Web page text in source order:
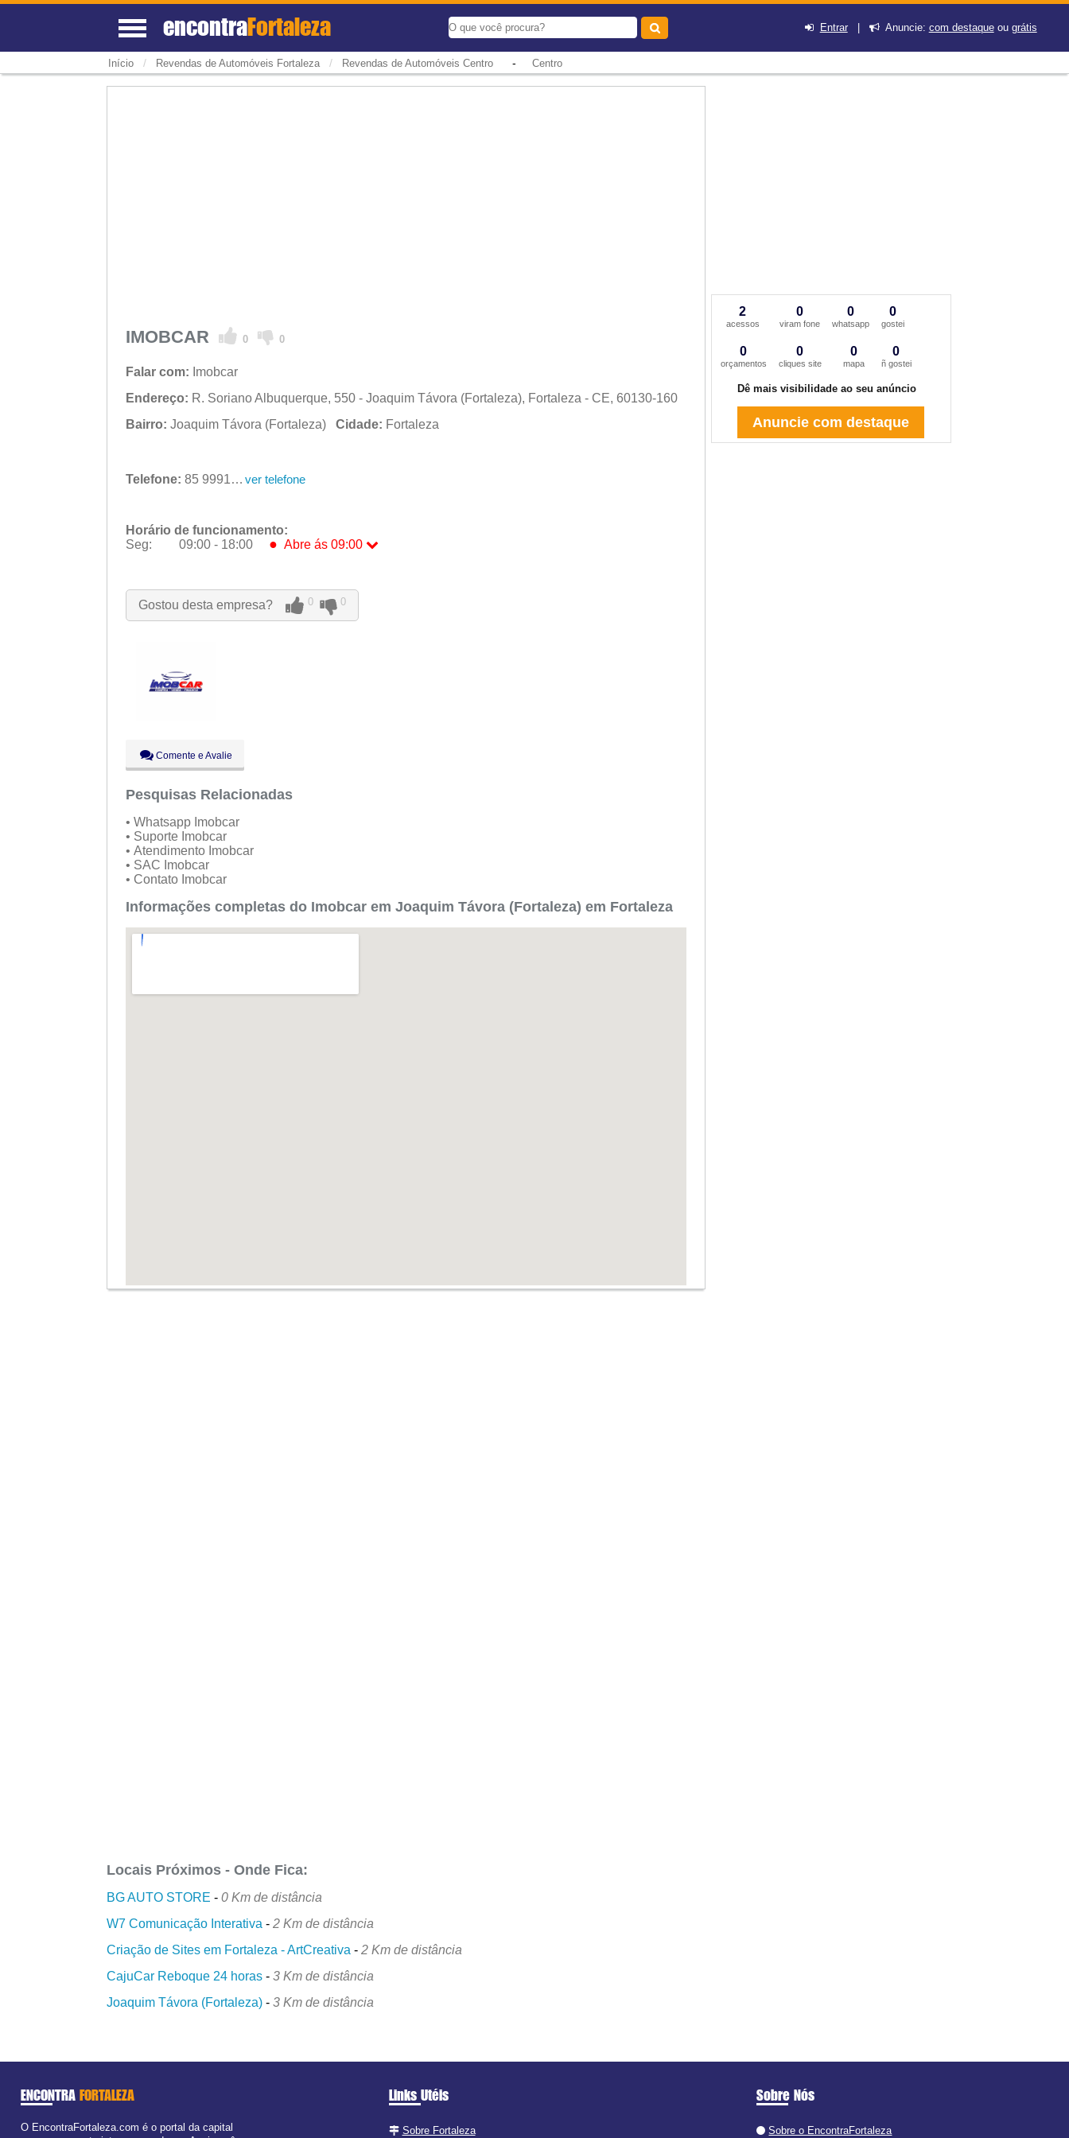
encontraFortaleza Entrar| Anuncie: com destaqueou grátis
Início / Revendas de Automóveis Fortaleza / Revendas de Automóveis Centro- Centro
IMOBCAR 0 0
Falar com: Imobcar
Endereço: R. Soriano Albuquerque, 550 - Joaquim Távora (Fortaleza), Fortaleza - CE, 60130-160
Bairro: Joaquim Távora (Fortaleza) Cidade: Fortaleza
Telefone: 85 99914-4247 ver telefone
Horário de funcionamento:
Seg:
09:00 - 18:00 ● Abre ás 09:00
Qua:
09:00 - 18:00
Qui:
09:00 - 18:00
Gostou desta empresa? 0 0
Comente e Avalie
Pesquisas Relacionadas
• Whatsapp Imobcar
• Suporte Imobcar
• Atendimento Imobcar
• SAC Imobcar
• Contato Imobcar
Informações completas do Imobcar em Joaquim Távora (Fortaleza) em Fortaleza
Locais Próximos - Onde Fica:
BG AUTO STORE -0 Km de distância
W7 Comunicação Interativa -2 Km de distância
Criação de Sites em Fortaleza - ArtCreativa -2 Km de distância
CajuCar Reboque 24 horas -3 Km de distância
Joaquim Távora (Fortaleza) -3 Km de distância
2
acessos
0
viram fone
0
whatsapp
0
gostei
0
orçamentos
0
cliques site
0
mapa
0
ñ gostei
Dê mais visibilidade ao seu anúncio
Anuncie com destaque
ENCONTRA FORTALEZA
O EncontraFortaleza.com é o portal da capital
Links Utéis
Sobre Fortaleza
Sobre Nós
Sobre o EncontraFortaleza